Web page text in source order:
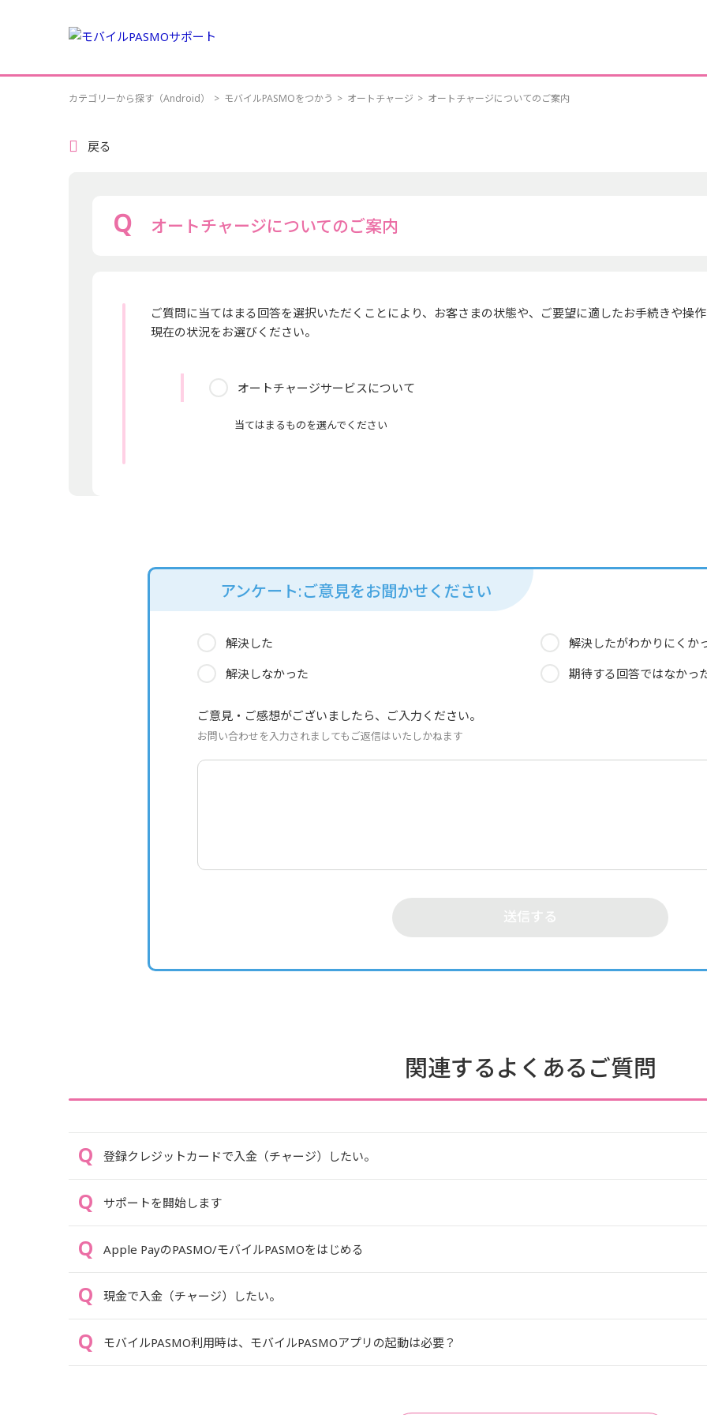
カテゴリーから探す（Android） > モバイルPASMOをつかう > オートチャージ > オートチャージについてのご案内
戻る
オートチャージについてのご案内
ご質問に当てはまる回答を選択いただくことにより、お客さまの状態や、ご要望に適したお手続きや操
現在の状況をお選びください。
オートチャージサービスについて
当てはまるものを選んでください
アンケート:ご意見をお聞かせください
解決した
解決したがわかりにくか
解決しなかった
期待する回答ではなかっ
ご意見・ご感想がございましたら、ご入力ください。
お問い合わせを入力されましてもご返信はいたしかねます
関連するよくあるご質問
登録クレジットカードで入金（チャージ）したい。
サポートを開始します
Apple PayのPASMO/モバイルPASMOをはじめる
現金で入金（チャージ）したい。
モバイルPASMO利用時は、モバイルPASMOアプリの起動は必要？